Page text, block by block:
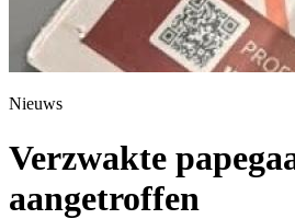
Nieuws
Verzwakte
aangetroffen